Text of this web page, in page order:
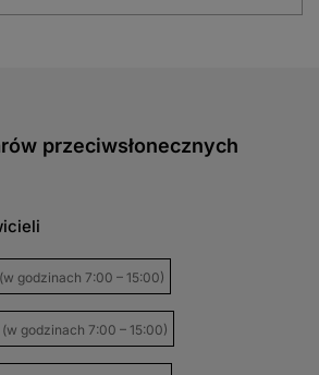
przeciwsłonecznych
godzinach 7:00 – 15:00)
godzinach 7:00 – 15:00)